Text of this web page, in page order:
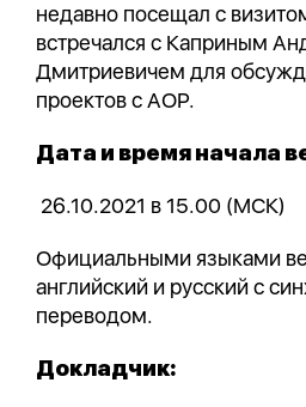
недавно посещал с
встречался с Каприным
Дмитриевичем для
проектов с АОР.
Дата и время начала
26.10.2021 в 15.00 (МСК)
Официальными языками
английский и русский с
переводом.
Докладчик: